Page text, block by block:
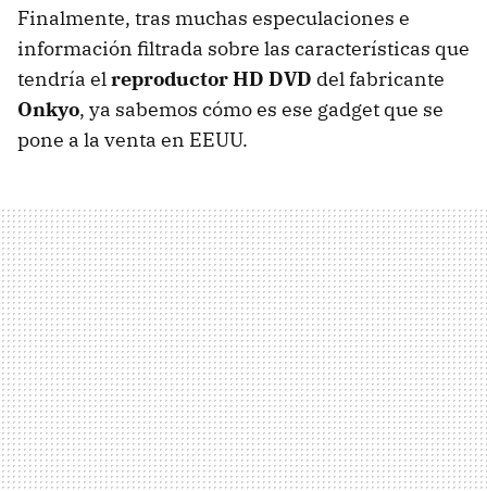
Finalmente, tras muchas especulaciones e
información filtrada sobre las características que
tendría el reproductor HD DVD del fabricante
Onkyo, ya sabemos cómo es ese gadget que se
pone a la venta en EEUU.